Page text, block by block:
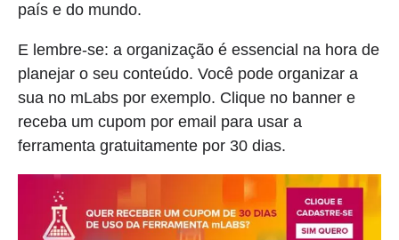
país e do mundo.
E lembre-se: a organização é essencial na hora de
planejar o seu conteúdo. Você pode organizar a
sua no mLabs por exemplo. Clique no banner e
receba um cupom por email para usar a
ferramenta gratuitamente por 30 dias.